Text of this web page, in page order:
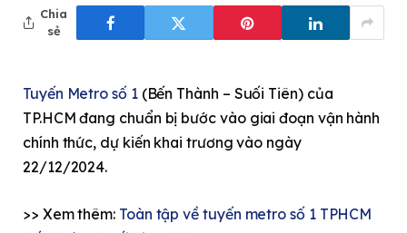
Chia
sẻ
Tuyến Metro số 1(Bến Thành – Suối Tiên) của
TP.HCM đang chuẩn bị bước vào giai đoạn vận hành
chính thức, dự kiến khai trương vào ngày
22/12/2024.
>> Xem thêm: Toàn tập về tuyến metro số 1 TPHCM